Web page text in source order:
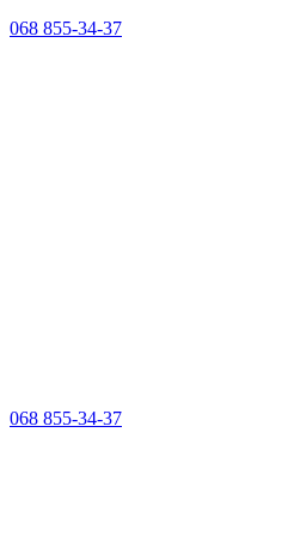
068 855-34-37
068 855-34-37